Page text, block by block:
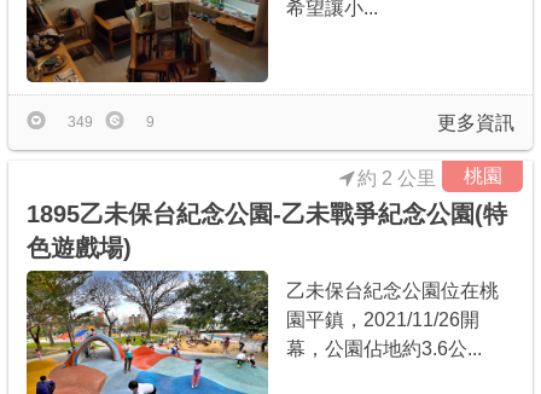
希望讓小...
更多資訊
349 9
桃園
1895乙未保台紀念公園-乙未戰爭紀念公園(特
色遊戲場)
約 2 公里
乙未保台紀念公園位在桃
園平鎮，2021/11/26開
幕，公園佔地約3.6公...